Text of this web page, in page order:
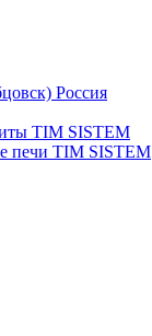
Россия
TIM SISTEM
печи TIM SISTEM